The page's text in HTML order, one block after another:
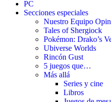
PC
Secciones especiales
Nuestro Equipo
Tales of Shergiock
Pokémon: Drako’s
Ubiverse Worlds
Rincón Gust
5 juegos que…
Más allá
Series y cine
Libros